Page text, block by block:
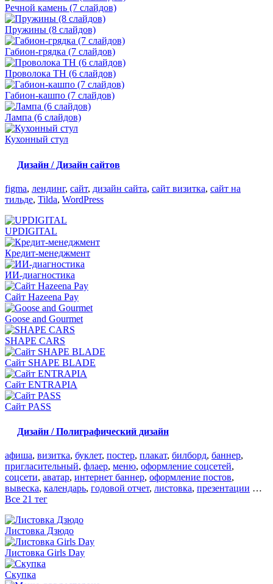
Речной камень (7 слайдов)
Пружины (8 слайдов)
Габион-грядка (7 слайдов)
Проволока ТН (6 слайдов)
Габион-кашпо (7 слайдов)
Лампа (6 слайдов)
Кухонный стул
Дизайн / Дизайн сайтов
figma, лендинг, сайт, дизайн сайта, сайт визитка, сайт на
тильде, Tilda, WordPress
UPDIGITAL
Кредит-менеджмент
ИИ-диагностика
Сайт Hazeena Pay
Goose and Gourmet
SHAPE CARS
Сайт SHAPE BLADE
Сайт ENTRAPIA
Сайт PASS
Дизайн / Полиграфический дизайн
афиша, визитка, буклет, постер, плакат, билборд, баннер,
пригласительный, флаер, меню, оформление соцсетей,
соцсети, аватар, интернет баннер, оформление постов,
вывеска, календарь, годовой отчет, листовка, презентации …
Все 21 тег
Листовка Дзюдо
Листовка Girls Day
Скупка